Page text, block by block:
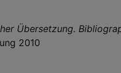
Übersetzung.
2010